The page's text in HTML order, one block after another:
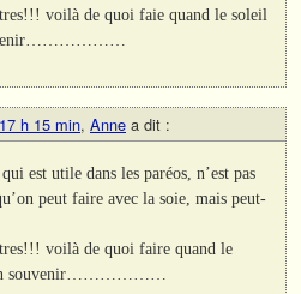
voilà de quoi faie quand le soleil
h 15 min, Anne a dit :
est utile dans les paréos, n’est pas
peut faire avec la soie, mais peut-
voilà de quoi faire quand le
souvenir………………